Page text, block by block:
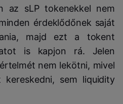
az sLP tokenekkel nem
érdeklődőnek saját
majd ezt a tokent
is kapjon rá. Jelen
nem lekötni, mivel
sem liquidity